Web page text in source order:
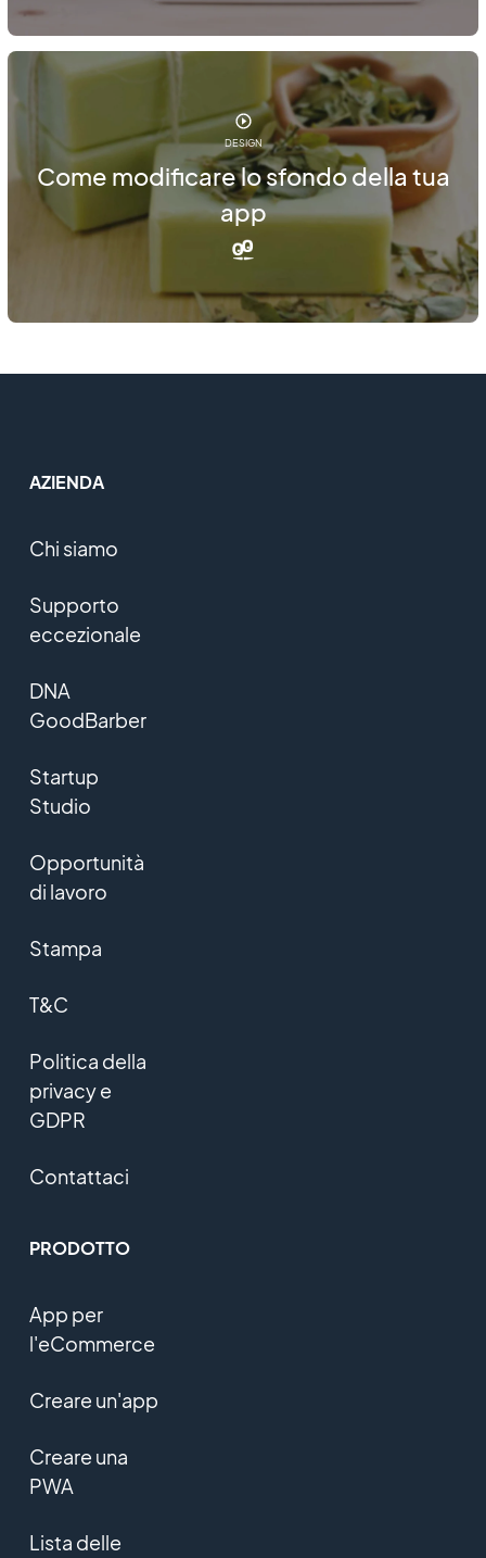
DESIGN
Come modificare lo sfondo della tua
app
AZIENDA
Chi siamo
Supporto
eccezionale
DNA
GoodBarber
Startup
Studio
Opportunità
di lavoro
Stampa
T&C
Politica della
privacy e
GDPR
Contattaci
PRODOTTO
App per
l'eCommerce
Creare un'app
Creare una
PWA
Lista delle